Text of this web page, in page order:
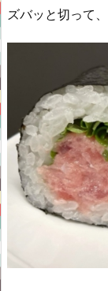
ズバッと切って